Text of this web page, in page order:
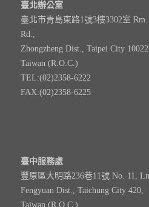
臺北辦公室
臺北市青島東路1號3樓3302室
Rd.,
Zhongzheng Dist., Taipei City
Taiwan (R.O.C.)
TEL:(02)2358-6222
FAX:(02)2358-6225
臺中服務處
豐原區大明路236巷11號 No. 11,
Fengyuan Dist., Taichung City 420,
Taiwan (R.O.C.)